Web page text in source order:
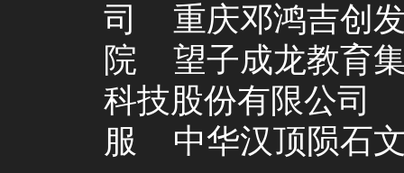
司
重庆邓鸿吉创
院
望子成龙教育
科技股份有限公司
服
中华汉顶陨石